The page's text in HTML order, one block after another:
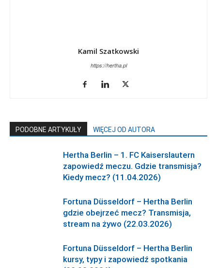
Kamil Szatkowski
https://hertha.pl
PODOBNE ARTYKUŁY WIĘCEJ OD AUTORA
Hertha Berlin – 1. FC Kaiserslautern
zapowiedź meczu. Gdzie transmisja?
Kiedy mecz? (11.04.2026)
Fortuna Düsseldorf – Hertha Berlin
gdzie obejrzeć mecz? Transmisja,
stream na żywo (22.03.2026)
Fortuna Düsseldorf – Hertha Berlin
kursy, typy i zapowiedź spotkania